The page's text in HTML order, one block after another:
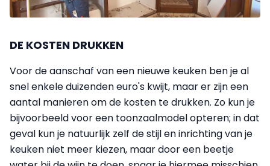
DE KOSTEN DRUKKEN
Voor de aanschaf van een nieuwe keuken ben je al
snel enkele duizenden euro's kwijt, maar er zijn een
aantal manieren om de kosten te drukken. Zo kun je
bijvoorbeeld voor een toonzaalmodel opteren; in dat
geval kun je natuurlijk zelf de stijl en inrichting van je
keuken niet meer kiezen, maar door een beetje